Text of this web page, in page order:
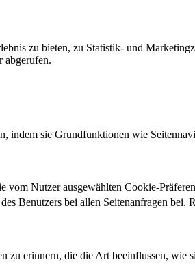
zu bieten, zu Statistik- und
abgerufen.
indem sie Grundfunktionen wie
vom Nutzer ausgewählten Cookie-
Benutzers bei allen Seitenanfragen
zu erinnern, die die Art beeinflussen,